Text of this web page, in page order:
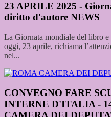
23 APRILE 2025 -
diritto d'autore NEWS
La Giornata mondiale del libro e
oggi, 23 aprile, richiama
nel...
CONVEGNO FARE
INTERNE D'ITALIA -